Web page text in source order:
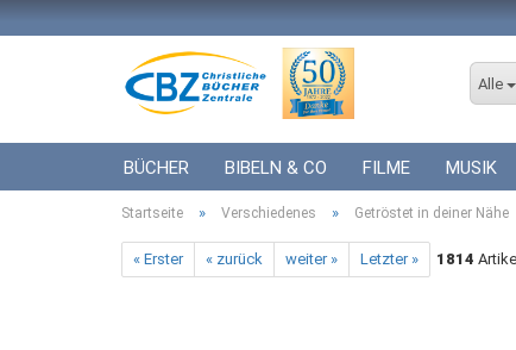
Alle
BÜCHER BIBELN & CO FILME MUSIK
ICF BÜCHER VERSCHIEDENES
Startseite » Verschiedenes » Getröstet in deiner Nähe
« Erster « zurück weiter » Letzter » 1814